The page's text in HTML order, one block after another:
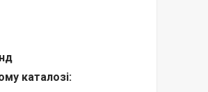
каталозі: